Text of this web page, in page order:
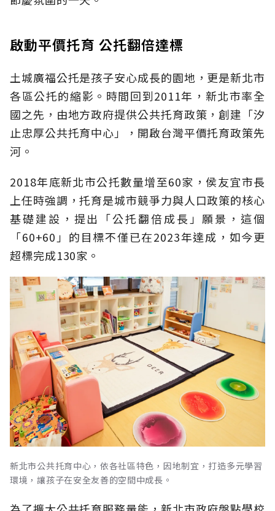
啟動平價托育 公托翻倍達標
土城廣福公托是孩子安心成長的園地，更是新北市
各區公托的縮影。時間回到2011年，新北市率全
國之先，由地方政府提供公共托育政策，創建「汐
止忠厚公共托育中心」，開啟台灣平價托育政策先
河。
2018年底新北市公托數量增至60家，侯友宜市長
上任時強調，托育是城市競爭力與人口政策的核心
基礎建設，提出「公托翻倍成長」願景，這個
「60+60」的目標不僅已在2023年達成，如今更
超標完成130家。
新北市公共托育中心，依各社區特色，因地制宜，打造多元學習
環境，讓孩子在安全友善的空間中成長。